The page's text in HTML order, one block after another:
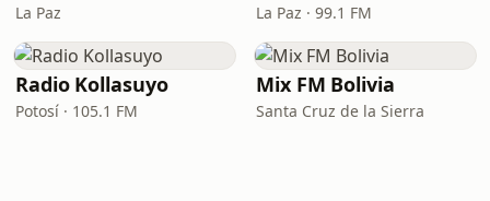
La Paz La Paz · 99.1 FM
Radio Kollasuyo
Potosí · 105.1 FM
Mix FM Bolivia
Santa Cruz de la Sierra